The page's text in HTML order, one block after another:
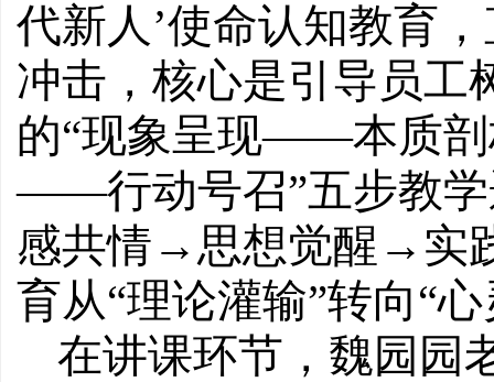
代新人’使命认知教育
冲击，核心是引导员工
的“现象呈现——本质
——行动号召”五步教学
感共情→思想觉醒→实
育从“理论灌输”转向“
在讲课环节，魏园园